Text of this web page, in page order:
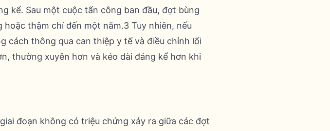
kể. Sau một cuộc tấn công ban đầu, đợt bùng
thậm chí đến một năm.3 Tuy nhiên, nếu
cách thông qua can thiệp y tế và điều chỉnh lối
thường xuyên hơn và kéo dài đáng kể hơn khi
đoạn không có triệu chứng xảy ra giữa các đợt